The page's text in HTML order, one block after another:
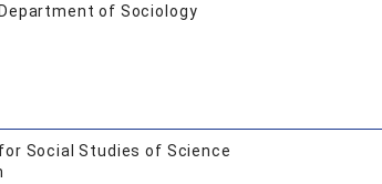
of Sociology
Social Studies of Science